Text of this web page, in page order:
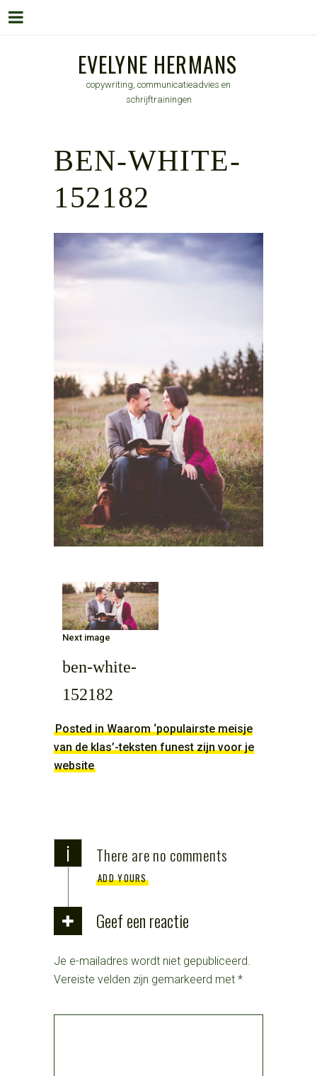
EVELYNE HERMANS
copywriting, communicatieadvies en
schrijftrainingen
BEN-WHITE-
152182
IMAGE
NAVIGATION
Next image
ben-white-
152182
Posted in Waarom ‘populairste meisje
van de klas’-teksten funest zijn voor je
website
i There are no comments
ADD YOURS
Geef een reactie
Je e-mailadres wordt niet gepubliceerd.
Vereiste velden zijn gemarkeerd met *
Menu